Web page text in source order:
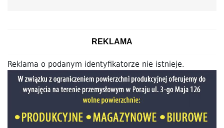
REKLAMA
Reklama o podanym identyfikatorze nie istnieje.